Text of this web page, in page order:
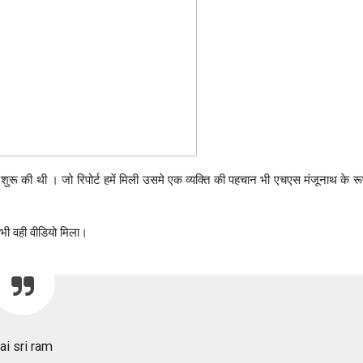
की थी । जो रिपोर्ट हमें मिली उसमे एक व्यक्ति की पहचान भी एचएस मंजूनाथ के
वही वीडियो मिला।
sri ram